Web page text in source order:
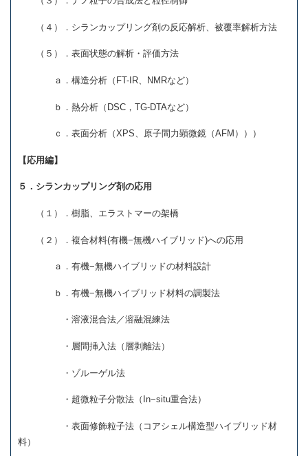
（４）．シランカップリング剤の反応解析、被覆率解析方法
（５）．表面状態の解析・評価方法
ａ．構造分析（ FT-IR NMRなど）
ｂ．熱分析（ DSC ， TG-DTAなど）
ｃ．表面分析（XPS、原子間力顕微鏡（AFM ）））
【応用編】
５．シランカップリング剤の応用
（１）．樹脂、エラストマーの架橋
（２）．複合材料(有機−無機ハイブリッド)への応用
ａ．有機−無機ハイブリッドの材料設計
ｂ．有機−無機ハイブリッド材料の調製法
・溶液混合法／溶融混練法
・層間挿入法（層剥離法）
・ゾルーゲル法
・超微粒子分散法（ In−situ重合法）
・表面修飾粒子法（コアシェル構造型ハイブリッド材
料）